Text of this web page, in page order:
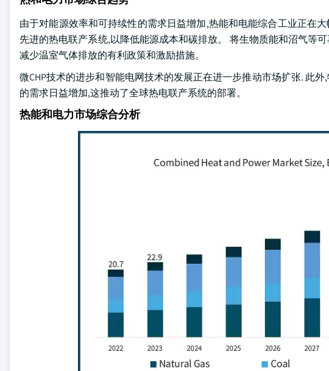
由于对能源效率和可持续性的需求日益增加,热能和电能综合工业正在
先进的热电联产系统,以降低能源成本和碳排放。 将生物质能和沼气等
减少温室气体排放的有利政策和激励措施。
微CHP技术的进步和智能电网技术的发展正在进一步推动市场扩张. 此
的需求日益增加,这推动了全球热电联产系统的部署。
热能和电力市场综合分析